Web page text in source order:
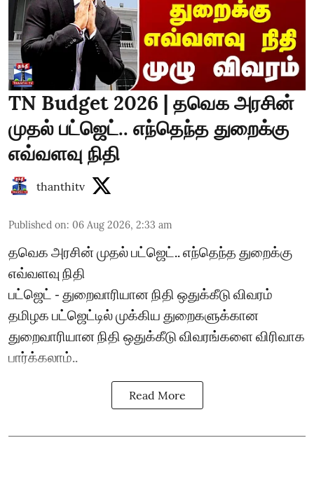
TN Budget 2026 | தவெக அரசின்
முதல் பட்ஜெட்.. எந்தெந்த துறைக்கு
எவ்வளவு நிதி
thanthitv
Published on: 06 Aug 2026, 2:33 am
தவெக அரசின் முதல் பட்ஜெட்.. எந்தெந்த துறைக்கு
எவ்வளவு நிதி
பட்ஜெட் - துறைவாரியான நிதி ஒதுக்கீடு விவரம்
தமிழக பட்ஜெட்டில் முக்கிய துறைகளுக்கான
துறைவாரியான நிதி ஒதுக்கீடு விவரங்களை விரிவாக
பார்க்கலாம்..
Read More